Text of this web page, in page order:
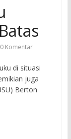
0 Komentar
di situasi
juga
Berton